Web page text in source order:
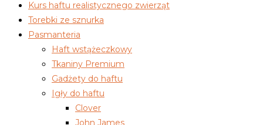
Kurs haftu realistycznego zwierząt
Torebki ze sznurka
Pasmanteria
Haft wstążeczkowy
Tkaniny Premium
Gadżety do haftu
Igły do haftu
Clover
John James